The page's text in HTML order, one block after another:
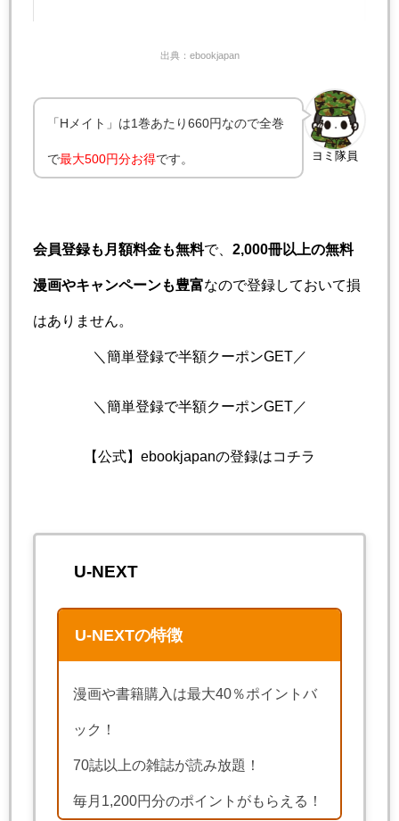
出典：ebookjapan
ヨミ隊員
「Hメイト」は1巻あたり660円なので全巻
で最大500円分お得です。
会員登録も月額料金も無料で、 2,000冊以上の無料
漫画やキャンペーンも豊富なので登録しておいて損
はありません。
＼簡単登録で半額クーポンGET／
＼簡単登録で半額クーポンGET／
【公式】ebookjapanの登録はコチラ
U-NEXT
U-NEXTの特徴
漫画や書籍購入は最大40％ポイントバ
ック！
70誌以上の雑誌が読み放題！
毎月1,200円分のポイントがもらえる！